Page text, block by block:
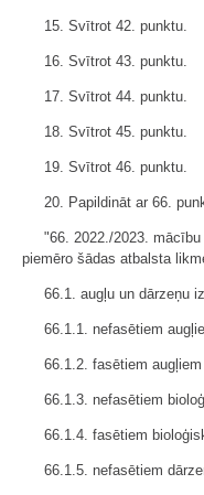
15. Svītrot 42. punktu.
16. Svītrot 43. punktu.
17. Svītrot 44. punktu.
18. Svītrot 45. punktu.
19. Svītrot 46. punktu.
20. Papildināt ar 66.
"66. 2022./2023.
piemēro šādas atbalsta
66.1. augļu un dārzeņu
66.1.1. nefasētiem
66.1.2. fasētiem
66.1.3. nefasētiem
66.1.4. fasētiem
66.1.5. nefasētiem